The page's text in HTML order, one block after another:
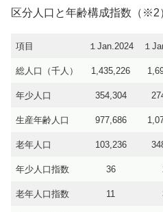
区分人口と年齢構成指数（※2
項目 １Jan.2024 １
総人口（千人） 1,435,226
年少人口 354,304
生産年齢人口 977,686
老年人口 103,236
年少人口指数 36
老年人口指数 11